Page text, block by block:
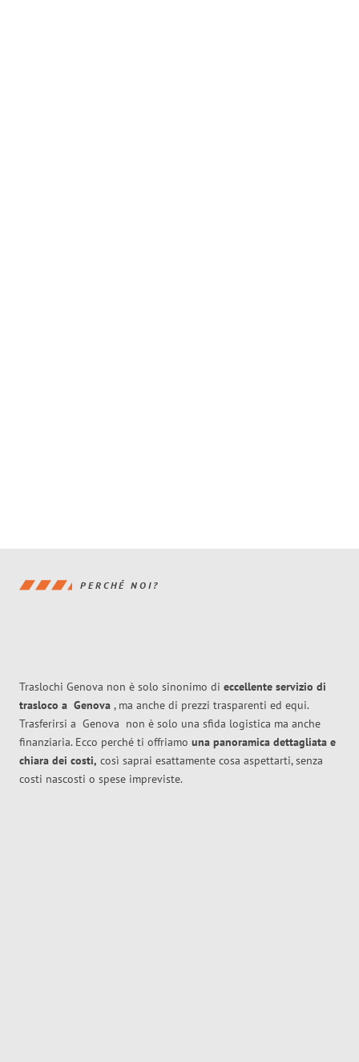
PERCHÉ NOI?
Traslochi Genova non è solo sinonimo di eccellente servizio di
trasloco a Genova , ma anche di prezzi trasparenti ed equi.
Trasferirsi a Genova non è solo una sfida logistica ma anche
finanziaria. Ecco perché ti offriamo una panoramica dettagliata e
chiara dei costi, così saprai esattamente cosa aspettarti, senza
costi nascosti o spese impreviste.